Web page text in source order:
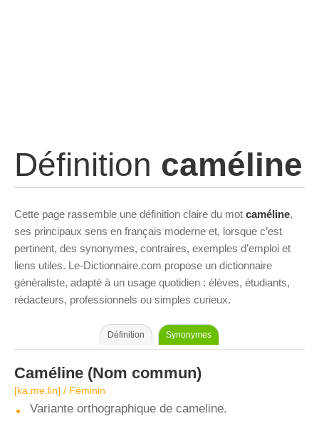
Définition caméline
Cette page rassemble une définition claire du mot caméline,
ses principaux sens en français moderne et, lorsque c’est
pertinent, des synonymes, contraires, exemples d’emploi et
liens utiles. Le-Dictionnaire.com propose un dictionnaire
généraliste, adapté à un usage quotidien : élèves, étudiants,
rédacteurs, professionnels ou simples curieux.
Définition Synonymes
Caméline (Nom commun)
[ka.me.lin] / Féminin
Variante orthographique de cameline.